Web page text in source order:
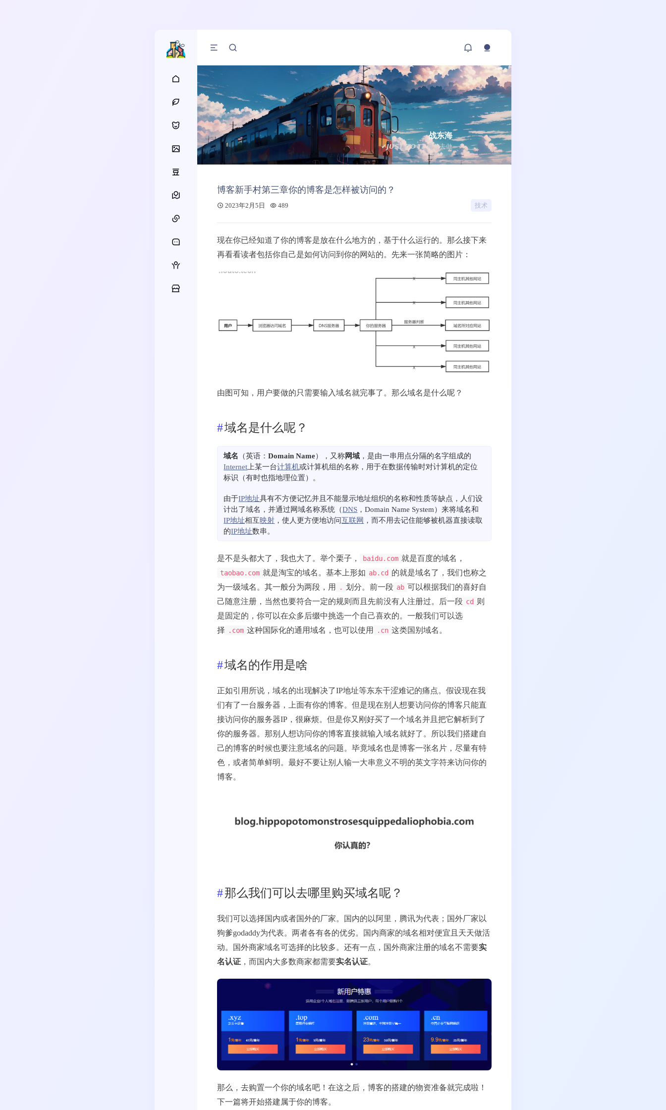
战东海
✔𝙅𝙐𝙎𝙏 𝘿𝙊 𝙏𝙄 勇敢去做
博客新手村第三章你的博客是怎样被访问的？
2023年2月5日 489 技术
现在你已经知道了你的博客是放在什么地方的，基于什么运行的。那么接下来
再看看读者包括你自己是如何访问到你的网站的。先来一张简略的图片：
由图可知，用户要做的只需要输入域名就完事了。那么域名是什么呢？
域名是什么呢？
域名 （英语：Domain Name），又称网域 ，是由一串用点分隔的名字组成的
Internet 上某一台计算机或计算机组的名称，用于在数据传输时对计算机的定位
标识（有时也指地理位置）。
由于IP地址具有不方便记忆并且不能显示地址组织的名称和性质等缺点，人们设
计出了域名，并通过网域名称系统（DNS ，Domain Name System）来将域名和
IP地址相互映射 ，使人更方便地访问互联网 ，而不用去记住能够被机器直接读取
的IP地址数串。
是不是头都大了，我也大了。举个栗子， baidu.com 就是百度的域名，
taobao.com 就是淘宝的域名。基本上形如 ab.cd 的就是域名了，我们也称之
为一级域名。其一般分为两段，用
. 划分。前一段 ab 可以根据我们的喜好自
己随意注册，当然也要符合一定的规则而且先前没有人注册过。后一段 cd
则
是固定的，你可以在众多后缀中挑选一个自己喜欢的。一般我们可以选
择
.com 这种国际化的通用域名，也可以使用 .cn 这类国别域名。
域名的作用是啥
正如引用所说，域名的出现解决了IP地址等东东干涩难记的痛点。假设现在我
们有了一台服务器，上面有你的博客。但是现在别人想要访问你的博客只能直
接访问你的服务器IP，很麻烦。但是你又刚好买了一个域名并且把它解析到了
你的服务器。那别人想访问你的博客直接就输入域名就好了。所以我们搭建自
己的博客的时候也要注意域名的问题。毕竟域名也是博客一张名片，尽量有特
色，或者简单鲜明。最好不要让别人输一大串意义不明的英文字符来访问你的
博客。
那么我们可以去哪里购买域名呢？
我们可以选择国内或者国外的厂家。国内的以阿里，腾讯为代表；国外厂家以
狗爹godaddy为代表。两者各有各的优劣。国内商家的域名相对便宜且天天做活
动。国外商家域名可选择的比较多。还有一点，国外商家注册的域名不需要实
名认证 ，而国内大多数商家都需要实名认证。
那么，去购置一个你的域名吧！在这之后，博客的搭建的物资准备就完成啦！
下一篇将开始搭建属于你的博客。